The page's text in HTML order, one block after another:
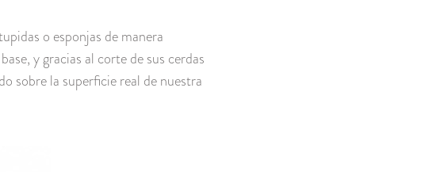
o esponjas de manera
y gracias al corte de sus cerdas
sobre la superficie real de nuestra